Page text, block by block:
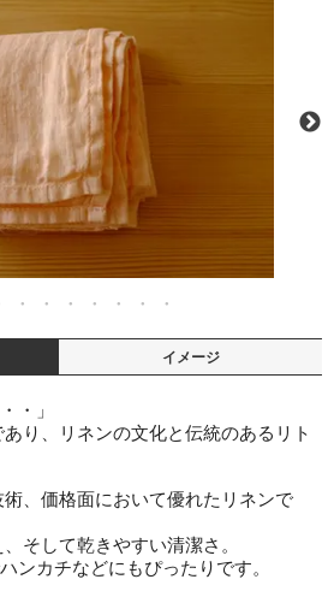
イメージ
・」
り、リネンの文化と伝統のあるリト
、価格面において優れたリネンで
そして乾きやすい清潔さ。
カチなどにもぴったりです。